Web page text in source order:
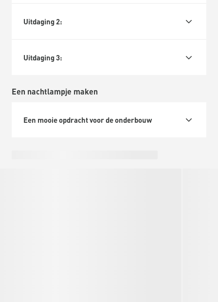
Uitdaging 2:
Uitdaging 3:
Een nachtlampje maken
Een mooie opdracht voor de onderbouw